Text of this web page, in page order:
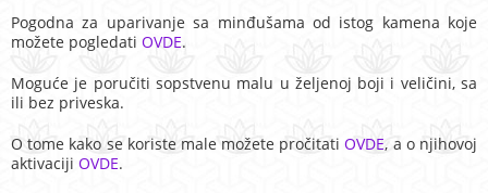
Pogodna za uparivanje sa minđušama od istog kamena koje
možete pogledati OVDE.
Moguće je poručiti sopstvenu malu u željenoj boji i veličini, sa
ili bez priveska.
O tome kako se koriste male možete pročitatiOVDE, a o njihovoj
aktivaciji OVDE.